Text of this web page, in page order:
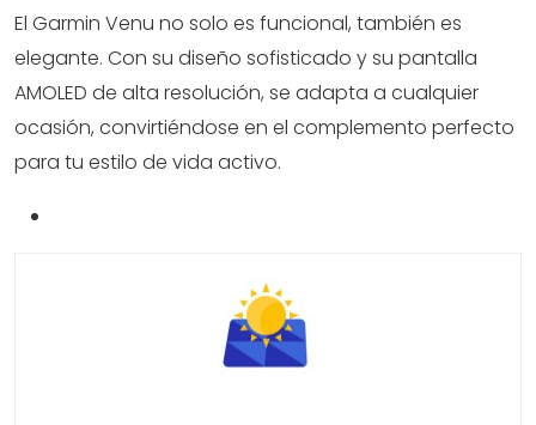
El Garmin Venu no solo es funcional, también es
elegante. Con su diseño sofisticado y su pantalla
AMOLED de alta resolución, se adapta a cualquier
ocasión, convirtiéndose en el complemento perfecto
para tu estilo de vida activo.